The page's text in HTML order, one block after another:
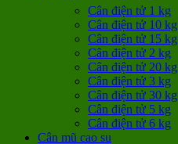
Cân điện tử 1 kg
Cân điện tử 10 kg
Cân điện tử 15 kg
Cân điện tử 2 kg
Cân điện tử 20 kg
Cân điện tử 3 kg
Cân điện tử 30 kg
Cân điện tử 5 kg
Cân điện tử 6 kg
Cân mũ cao su